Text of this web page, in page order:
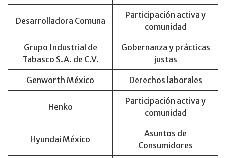
Desarrolladora Comuna
Participación activa y
comunidad
Grupo Industrial de
Tabasco S.A. de C.V.
Gobernanza y prácticas
justas
Genworth México Derechos laborales
Henko
Participación activa y
comunidad
Hyundai México
Asuntos de
Consumidores